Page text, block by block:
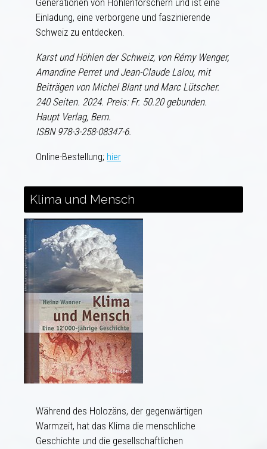
Einladung, eine verborgene und faszinierende
Schweiz zu entdecken.
Karst und Höhlen der Schweiz, von Rémy Wenger,
Amandine Perret und Jean-Claude Lalou, mit
Beiträgen von Michel Blant und Marc Lütscher.
240 Seiten. 2024. Preis: Fr. 50.20 gebunden.
Haupt Verlag, Bern.
ISBN 978-3-258-08347-6.
Online-Bestellung; hier
Klima und Mensch
Während des Holozäns, der gegenwärtigen
Warmzeit, hat das Klima die menschliche
Geschichte und die gesellschaftlichen